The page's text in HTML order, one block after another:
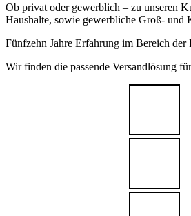
Ob privat oder gewerblich – zu unseren
Haushalte, sowie gewerbliche Groß- und
Fünfzehn Jahre Erfahrung im Bereich der
Wir finden die passende Versandlösung